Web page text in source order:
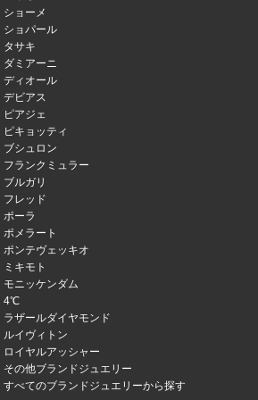
ショーメ
ショパール
タサキ
ダミアーニ
ディオール
デビアス
ピアジェ
ピキョッティ
ブシュロン
フランクミュラー
ブルガリ
フレッド
ポーラ
ポメラート
ポンテヴェッキオ
ミキモト
モニッケンダム
4℃
ラザールダイヤモンド
ルイヴィトン
ロイヤルアッシャー
その他ブランドジュエリー
すべてのブランドジュエリーから探す